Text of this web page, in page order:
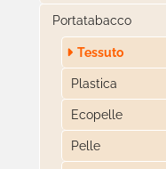
Portatabacco
Tessuto
Plastica
Ecopelle
Pelle